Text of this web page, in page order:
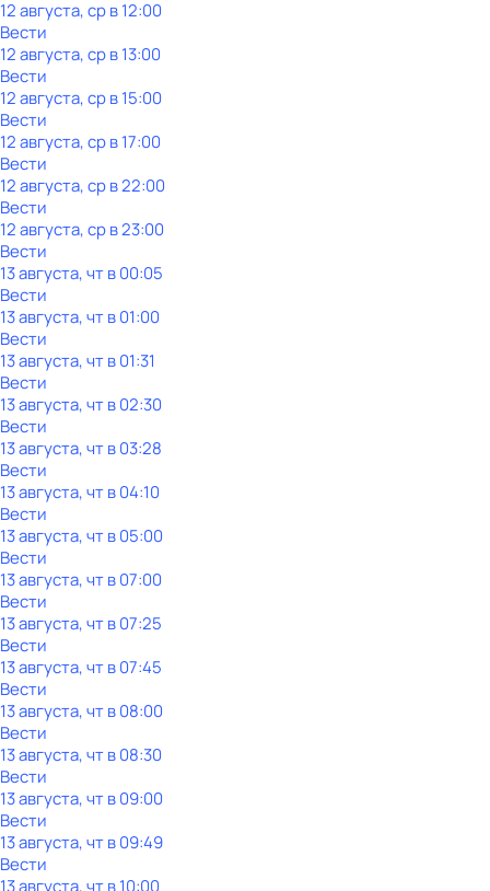
12 августа, ср в 12:00
Вести
12 августа, ср в 13:00
Вести
12 августа, ср в 15:00
Вести
12 августа, ср в 17:00
Вести
12 августа, ср в 22:00
Вести
12 августа, ср в 23:00
Вести
13 августа, чт в 00:05
Вести
13 августа, чт в 01:00
Вести
13 августа, чт в 01:31
Вести
13 августа, чт в 02:30
Вести
13 августа, чт в 03:28
Вести
13 августа, чт в 04:10
Вести
13 августа, чт в 05:00
Вести
13 августа, чт в 07:00
Вести
13 августа, чт в 07:25
Вести
13 августа, чт в 07:45
Вести
13 августа, чт в 08:00
Вести
13 августа, чт в 08:30
Вести
13 августа, чт в 09:00
Вести
13 августа, чт в 09:49
Вести
13 августа, чт в 10:00